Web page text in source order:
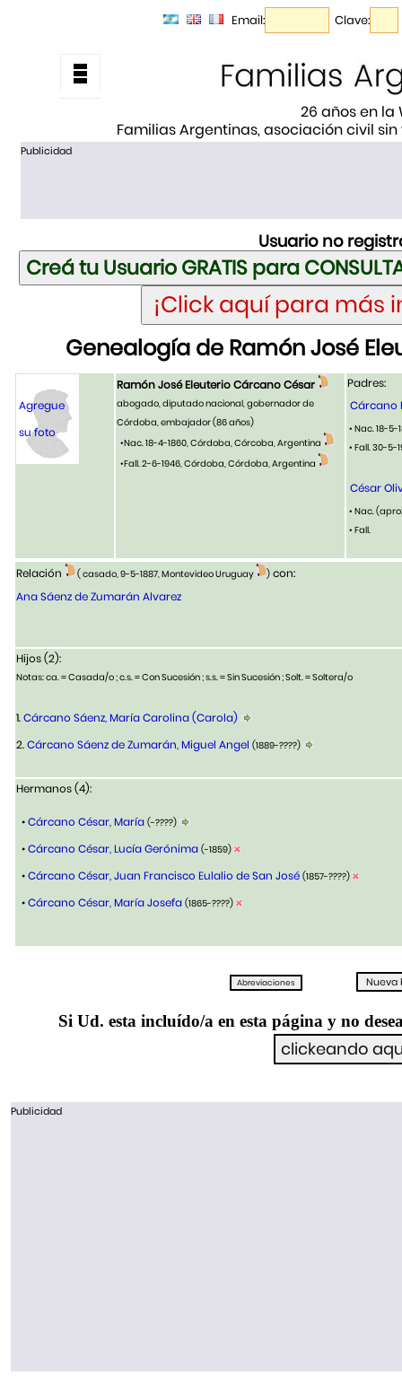
Email: Clave:
26 años en la
Familias Argentinas, asociación civil
Publicidad
Usuario no
Genealogía de Ramón José
Agregue
su foto
Ramón José Eleuterio Cárcano César
abogado, diputado nacional, gobernador de
Córdoba, embajador(86 años)
•Nac. 18-4-1860, Córdoba, Córcoba, Argentina
•Fall. 2-6-1946, Córdoba, Córdoba, Argentina
Padres:
Cárcano
• Nac. 18-
• Fall. 30-5-
César
• Nac.
• Fall.
Relación ( casado, 9-5-1887, Montevideo Uruguay ) con:
Ana Sáenz de Zumarán Alvarez
Hijos (2):
Notas: ca. = Casada/o ; c.s. = Con Sucesión ; s.s. = Sin Sucesión ; Solt. = Soltera/o
1.Cárcano Sáenz, María Carolina (Carola)
2.Cárcano Sáenz de Zumarán, Miguel Angel (1889-????)
Hermanos (4):
•Cárcano César, María (-????)
•Cárcano César, Lucía Gerónima (-1859)
•Cárcano César, Juan Francisco Eulalio de San José (1857-????)
•Cárcano César, María Josefa (1865-????)
Si Ud. esta incluído/a en esta página y no
Publicidad